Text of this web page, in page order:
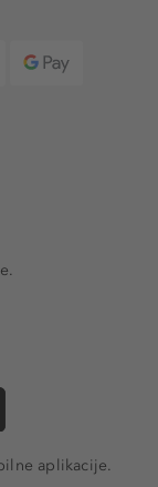
aplikacije.